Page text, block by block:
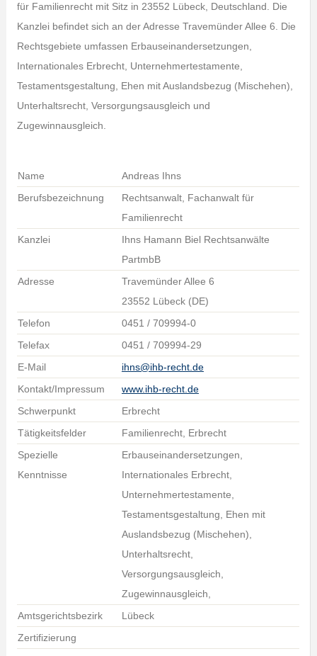
für Familienrecht mit Sitz in 23552 Lübeck, Deutschland. Die
Kanzlei befindet sich an der Adresse Travemünder Allee 6. Die
Rechtsgebiete umfassen Erbauseinandersetzungen,
Internationales Erbrecht, Unternehmertestamente,
Testamentsgestaltung, Ehen mit Auslandsbezug (Mischehen),
Unterhaltsrecht, Versorgungsausgleich und
Zugewinnausgleich.
Name
Andreas Ihns
Berufsbezeichnung
Rechtsanwalt, Fachanwalt für
Familienrecht
Kanzlei
Ihns Hamann Biel Rechtsanwälte
PartmbB
Adresse
Travemünder Allee 6
23552 Lübeck (DE)
Telefon
0451 / 709994-0
Telefax
0451 / 709994-29
E-Mail
ihns@ihb-recht.de
Kontakt/Impressum
www.ihb-recht.de
Schwerpunkt
Erbrecht
Tätigkeitsfelder
Familienrecht, Erbrecht
Spezielle
Kenntnisse
Erbauseinandersetzungen,
Internationales Erbrecht,
Unternehmertestamente,
Testamentsgestaltung, Ehen mit
Auslandsbezug (Mischehen),
Unterhaltsrecht,
Versorgungsausgleich,
Zugewinnausgleich,
Amtsgerichtsbezirk
Lübeck
Zertifizierung